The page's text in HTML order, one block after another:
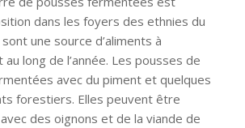
dans les foyers des ethnies du
une source d’aliments à
long de l’année. Les pousses de
avec du piment et quelques
forestiers. Elles peuvent être
des oignons et de la viande de